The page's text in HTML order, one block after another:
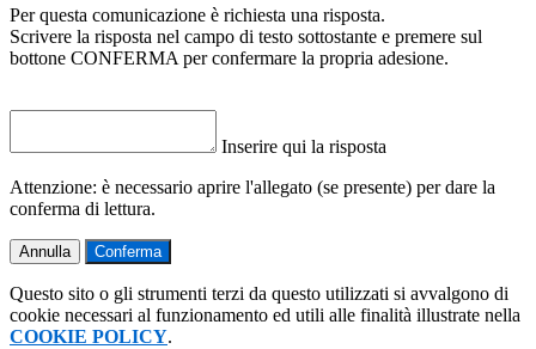
Per questa comunicazione è richiesta una risposta.
Scrivere la risposta nel campo di testo sottostante e premere sul
bottone CONFERMA per confermare la propria adesione.
Inserire qui la risposta
Attenzione: è necessario aprire l'allegato (se presente) per dare la
conferma di lettura.
Annulla Conferma
Questo sito o gli strumenti terzi da questo utilizzati si avvalgono di
cookie necessari al funzionamento ed utili alle finalità illustrate nella
COOKIE POLICY.